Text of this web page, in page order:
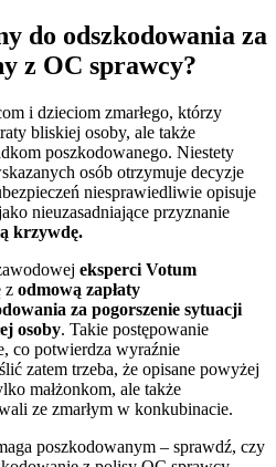
do odszkodowania za
z OC sprawcy?
i dzieciom zmarłego, którzy
bliskiej osoby, ale także
poszkodowanego. Niestety
osób otrzymuje decyzje
niesprawiedliwie opisuje
nieuzasadniające przyznanie
krzywdę.
eksperci Votum
z odmową zapłaty
za pogorszenie sytuacji
osoby. Takie postępowanie
co potwierdza wyraźnie
zatem trzeba, że opisane powyżej
małżonkom, ale także
ze zmarłym w konkubinacie.